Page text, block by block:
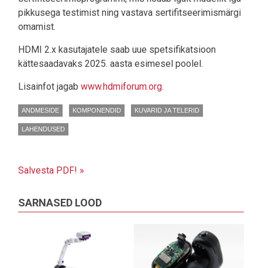
pikkusega testimist ning vastava sertifitseerimismärgi
omamist.
HDMI 2.x kasutajatele saab uue spetsifikatsioon
kättesaadavaks 2025. aasta esimesel poolel.
Lisainfot jagab www.hdmiforum.org.
ANDMESIDE KOMPONENDID KUVARID JA TELERID
LAHENDUSED
Salvesta PDF! »
SARNASED LOOD